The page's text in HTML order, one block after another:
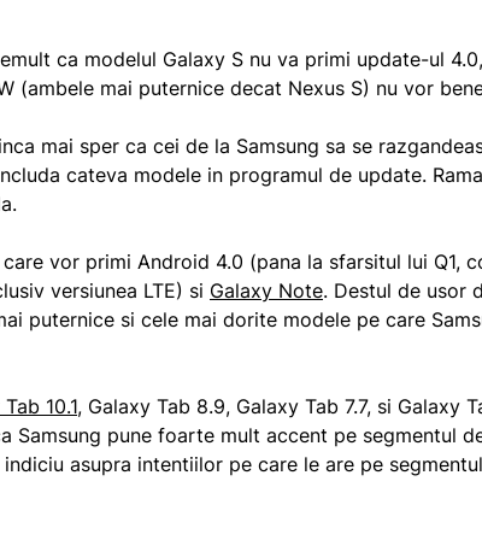
ca modelul Galaxy S nu va primi update-ul
(ambele mai puternice decat Nexus S) nu vor
mai sper ca cei de la Samsung sa se
cateva modele in programul de update.
vor primi Android 4.0 (pana la sfarsitul lui Q1,
versiunea LTE) si Galaxy Note. Destul de usor
puternice si cele mai dorite modele pe care
10.1, Galaxy Tab 8.9, Galaxy Tab 7.7, si Galaxy
Samsung pune foarte mult accent pe segmentul
asupra intentiilor pe care le are pe